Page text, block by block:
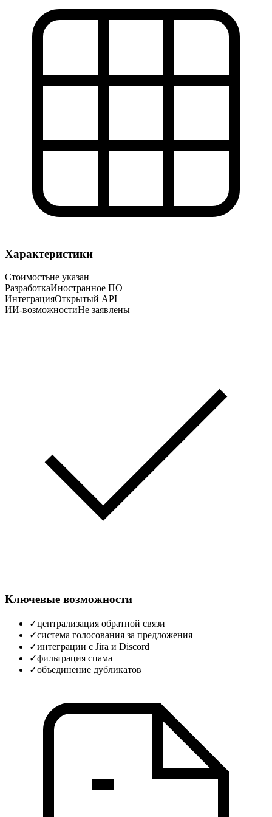
Характеристики
Стоимостьне указан
РазработкаИностранное ПО
ИнтеграцияОткрытый API
ИИ-возможностиНе заявлены
Ключевые возможности
✓централизация обратной связи
✓система голосования за предложения
✓интеграции с Jira и Discord
✓фильтрация спама
✓объединение дубликатов